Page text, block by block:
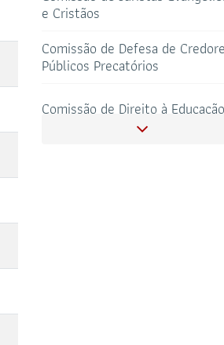
SALAS DE APOIO
Comissão de Defesa de Credores
Públicos Precatórios
Comissão Especial Temporária do